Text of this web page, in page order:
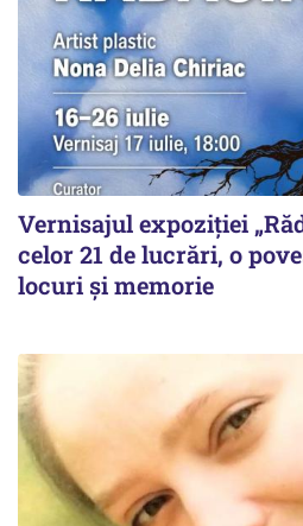
Vernisajul expoziției
celor 21 de lucrări, o
locuri și memorie